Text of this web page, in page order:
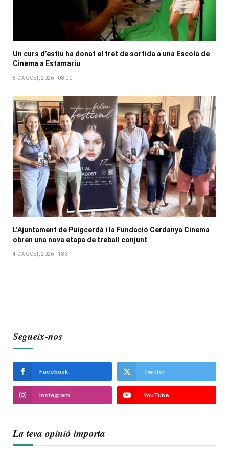
Un curs d’estiu ha donat el tret de sortida a una Escola de
Cinema a Estamariu
5 D'AGOST, 2026 - 08:00
L’Ajuntament de Puigcerdà i la Fundació Cerdanya Cinema
obren una nova etapa de treball conjunt
4 D'AGOST, 2026 - 18:31
Segueix-nos
Facebook Twitter
Instagram YouTube
La teva opinió importa